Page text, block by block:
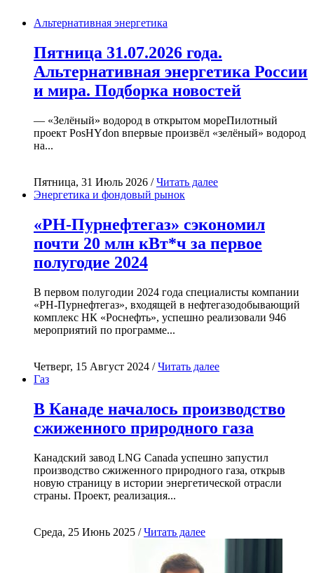
Альтернативная энергетика
Пятница 31.07.2026 года.
Альтернативная энергетика России
и мира. Подборка новостей
— «Зелёный» водород в открытом мореПилотный
проект PosHYdon впервые произвёл «зелёный» водород
на...
Пятница, 31 Июль 2026 /Читать далее
Энергетика и фондовый рынок
«РН-Пурнефтегаз» сэкономил
почти 20 млн кВт*ч за первое
полугодие 2024
В первом полугодии 2024 года специалисты компании
«РН-Пурнефтегаз», входящей в нефтегазодобывающий
комплекс НК «Роснефть», успешно реализовали 946
мероприятий по программе...
Четверг, 15 Август 2024 /Читать далее
Газ
В Канаде началось производство
сжиженного природного газа
Канадский завод LNG Canada успешно запустил
производство сжиженного природного газа, открыв
новую страницу в истории энергетической отрасли
страны. Проект, реализация...
Среда, 25 Июнь 2025 /Читать далее